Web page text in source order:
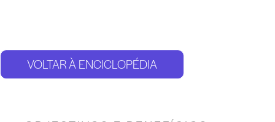
VOLTAR À ENCICLOPÉDIA